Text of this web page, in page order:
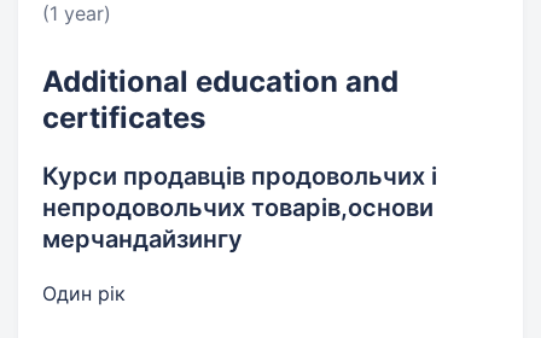
(1 year)
Additional education and
certificates
Курси продавців продовольчих і
непродовольчих товарів,основи
мерчандайзингу
Один рік